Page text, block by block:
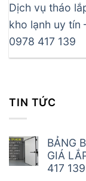
Dịch vụ tháo
kho lạnh uy tín
0978 417 139
TIN TỨC
BẢNG
GIÁ
417 139